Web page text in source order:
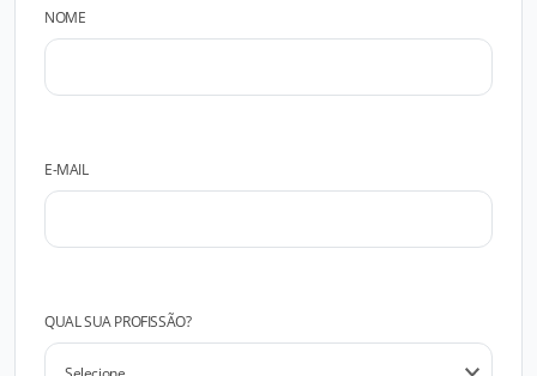
NOME
E-MAIL
QUAL SUA PROFISSÃO?